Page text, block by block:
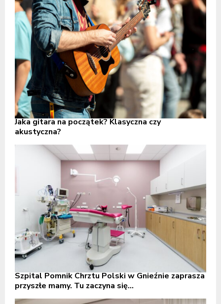
Jaka gitara na początek? Klasyczna czy
akustyczna?
Szpital Pomnik Chrztu Polski w Gnieźnie zaprasza
przyszłe mamy. Tu zaczyna się...